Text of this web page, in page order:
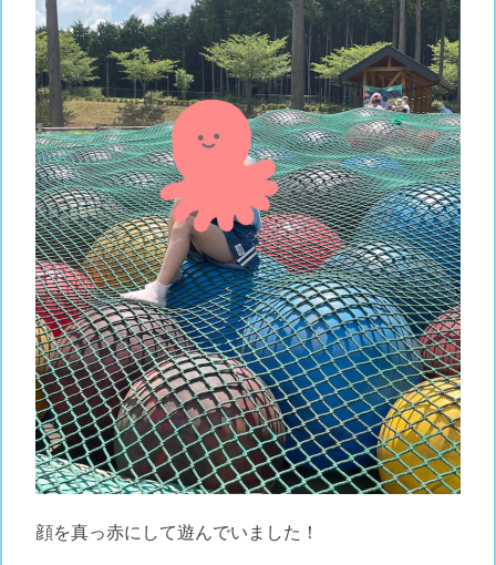
顔を真っ赤にして遊んでいました！